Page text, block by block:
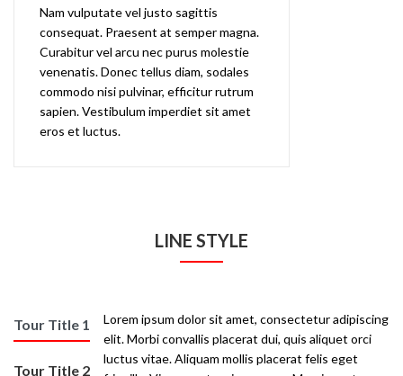
Nam vulputate vel justo sagittis
consequat. Praesent at semper magna.
Curabitur vel arcu nec purus molestie
venenatis. Donec tellus diam, sodales
commodo nisi pulvinar, efficitur rutrum
sapien. Vestibulum imperdiet sit amet
eros et luctus.
LINE STYLE
Tour Title 1
Tour Title 2
Lorem ipsum dolor sit amet, consectetur adipiscing
elit. Morbi convallis placerat dui, quis aliquet orci
luctus vitae. Aliquam mollis placerat felis eget